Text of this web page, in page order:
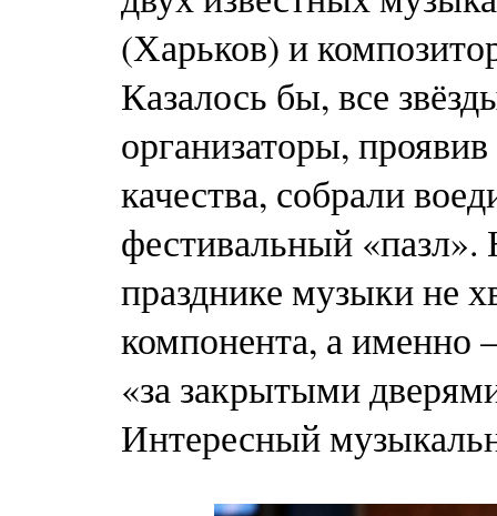
(Харьков) и
Казалось бы, все
организаторы,
качества, собрали
фестивальный
празднике музыки не
компонента, а именно
«за закрытыми
Интересный